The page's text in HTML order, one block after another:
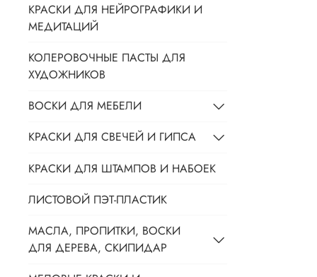
КРАСКИ ДЛЯ НЕЙРОГРАФИКИ И
МЕДИТАЦИЙ
КОЛЕРОВОЧНЫЕ ПАСТЫ ДЛЯ
ХУДОЖНИКОВ
ВОСКИ ДЛЯ МЕБЕЛИ
КРАСКИ ДЛЯ СВЕЧЕЙ И ГИПСА
КРАСКИ ДЛЯ ШТАМПОВ И НАБОЕК
ЛИСТОВОЙ ПЭТ-ПЛАСТИК
МАСЛА, ПРОПИТКИ, ВОСКИ
ДЛЯ ДЕРЕВА, СКИПИДАР